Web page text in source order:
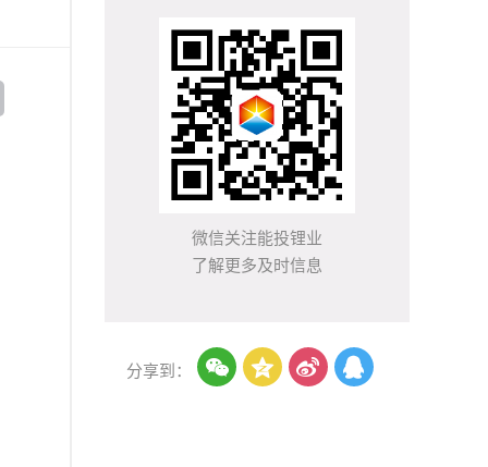
微信关注能投锂业
了解更多及时信息
分享到：    